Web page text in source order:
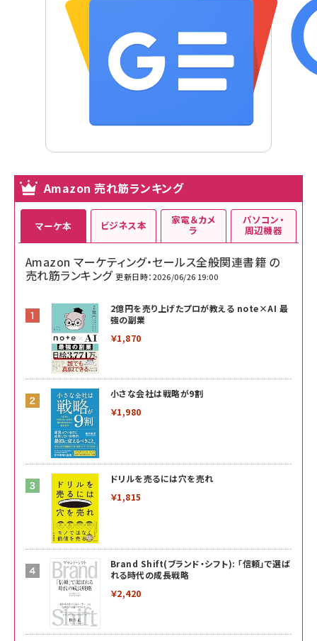
Amazon 売れ筋ランキング
マーケ本
Amazon マーケティング・セールス全般関連書籍 の
売れ筋ランキング 更新日時：2026/06/26 19:00
2億円を売り上げたプロが教える note×AI 最
強の副業
￥1,870
小さな会社は戦略が9割
￥1,980
ドリルを売るには穴を売れ
￥1,815
Brand Shift(ブランド・シフト): 「信頼」で選ば
れる時代の成長戦略
￥2,420
ビジネス本 家電＆カメ
ラ
パソコン・
周辺機器